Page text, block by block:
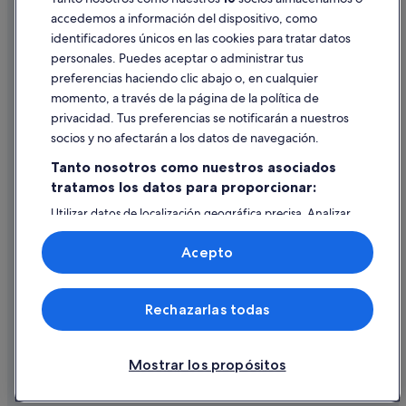
Hoteles que aceptan mascotas en Adeje
Hoteles de 5 estrellas en Fañabé
Ayuda
Cancelar un vuelo
Cancelar una reserva de hotel o de un alquiler vacacional
Utilizar un cupón de Expedia
Documentos para viajes internacionales
© 2026 Expedia, Inc., una empresa de Expedia Group. Todos los
derechos reservados. Expedia y el logotipo de Expedia son marcas
comerciales o marcas comerciales registradas de Expedia, Inc.
accedemos a información del dispositivo, como
identificadores únicos en las cookies para tratar datos
personales. Puedes aceptar o administrar tus
preferencias haciendo clic abajo o, en cualquier
momento, a través de la página de la política de
privacidad. Tus preferencias se notificarán a nuestros
socios y no afectarán a los datos de navegación.
Tanto nosotros como nuestros asociados
tratamos los datos para proporcionar:
Utilizar datos de localización geográfica precisa. Analizar
activamente las características del dispositivo para su
identificación. Almacenar la información en un dispositivo
y/o acceder a ella. Publicidad y contenido personalizados,
medición de publicidad y contenido, investigación de
audiencia y desarrollo de servicios.
Lista de asociados (proveedores)
Mostrar los propósitos
Rechazarlas todas
Acepto